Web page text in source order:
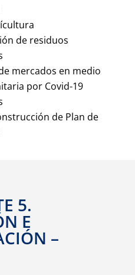
de residuos
mercados en medio
por Covid-19
de Plan de
5.
E
–